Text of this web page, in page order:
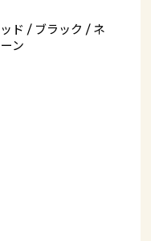
ド / ブラック / ネ
ン